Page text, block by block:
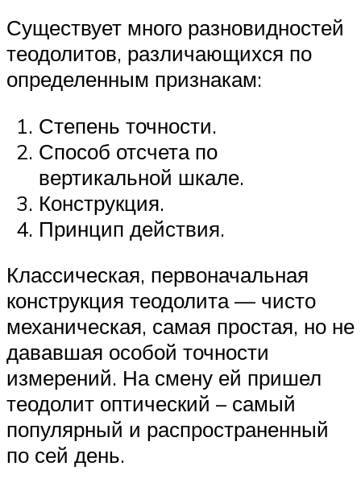
Существует много разновидностей
теодолитов, различающихся по
определенным признакам:
Степень точности.
Способ отсчета по
вертикальной шкале.
Конструкция.
Принцип действия.
Классическая, первоначальная
конструкция теодолита — чисто
механическая, самая простая, но не
дававшая особой точности
измерений. На смену ей пришел
теодолит оптический – самый
популярный и распространенный
по сей день.